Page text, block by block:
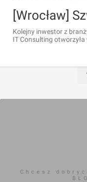
Kolejny inwestor z
IT Consulting otworzyła
Chcesz